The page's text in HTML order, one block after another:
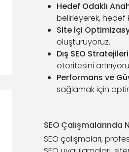
Hedef Odaklı
belirleyerek, hedef
Site İçi
oluşturuyoruz.
Dış SEO
otoritesini
Performans ve
sağlamak için
SEO
SEO çalışmaları,